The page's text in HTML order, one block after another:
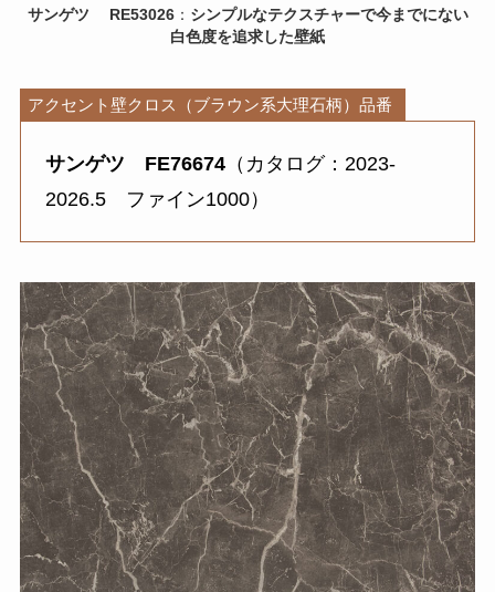
サンゲツ RE53026： シンプルなテクスチャーで今までにない
白色度を追求した壁紙
アクセント壁クロス（ブラウン系大理石柄）品番
サンゲツ FE76674 （カタログ：2023-
2026.5 ファイン1000）